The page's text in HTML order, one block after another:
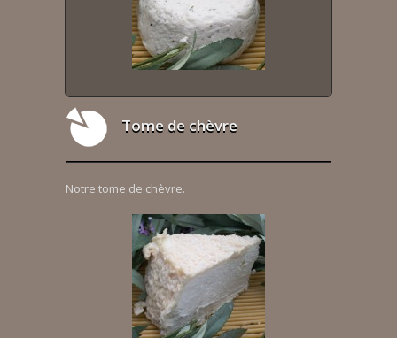
Tome de chèvre
Notre tome de chèvre.